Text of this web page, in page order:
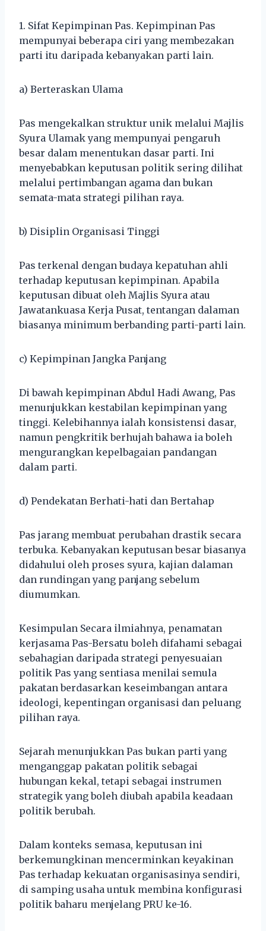
1. Sifat Kepimpinan Pas. Kepimpinan Pas
mempunyai beberapa ciri yang membezakan
parti itu daripada kebanyakan parti lain.
a) Berteraskan Ulama
Pas mengekalkan struktur unik melalui Majlis
Syura Ulamak yang mempunyai pengaruh
besar dalam menentukan dasar parti. Ini
menyebabkan keputusan politik sering dilihat
melalui pertimbangan agama dan bukan
semata-mata strategi pilihan raya.
b) Disiplin Organisasi Tinggi
Pas terkenal dengan budaya kepatuhan ahli
terhadap keputusan kepimpinan. Apabila
keputusan dibuat oleh Majlis Syura atau
Jawatankuasa Kerja Pusat, tentangan dalaman
biasanya minimum berbanding parti-parti lain.
c) Kepimpinan Jangka Panjang
Di bawah kepimpinan Abdul Hadi Awang, Pas
menunjukkan kestabilan kepimpinan yang
tinggi. Kelebihannya ialah konsistensi dasar,
namun pengkritik berhujah bahawa ia boleh
mengurangkan kepelbagaian pandangan
dalam parti.
d) Pendekatan Berhati-hati dan Bertahap
Pas jarang membuat perubahan drastik secara
terbuka. Kebanyakan keputusan besar biasanya
didahului oleh proses syura, kajian dalaman
dan rundingan yang panjang sebelum
diumumkan.
Kesimpulan Secara ilmiahnya, penamatan
kerjasama Pas-Bersatu boleh difahami sebagai
sebahagian daripada strategi penyesuaian
politik Pas yang sentiasa menilai semula
pakatan berdasarkan keseimbangan antara
ideologi, kepentingan organisasi dan peluang
pilihan raya.
Sejarah menunjukkan Pas bukan parti yang
menganggap pakatan politik sebagai
hubungan kekal, tetapi sebagai instrumen
strategik yang boleh diubah apabila keadaan
politik berubah.
Dalam konteks semasa, keputusan ini
berkemungkinan mencerminkan keyakinan
Pas terhadap kekuatan organisasinya sendiri,
di samping usaha untuk membina konfigurasi
politik baharu menjelang PRU ke-16.